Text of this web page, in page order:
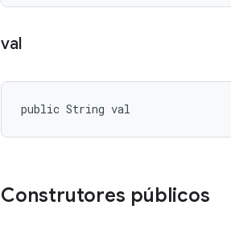
val
public String val
Construtores públicos